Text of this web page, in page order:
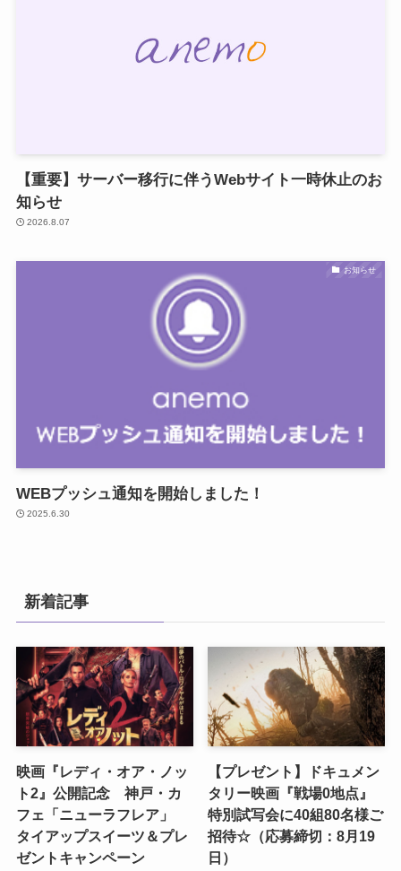
【重要】サーバー移行に伴うWebサイト一時休止のお
知らせ
2026.8.07
お知らせ
WEBプッシュ通知を開始しました！
2025.6.30
新着記事
映画『レディ・オア・ノッ
ト2』公開記念 神戸・カ
フェ「ニューラフレア」
タイアップスイーツ＆プレ
ゼントキャンペーン
【プレゼント】ドキュメン
タリー映画『戦場0地点』
特別試写会に40組80名様ご
招待☆（応募締切：8月19
日）